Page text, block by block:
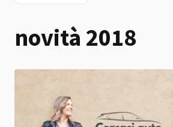
novità 2018